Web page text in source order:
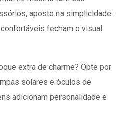
aposte na simplicidade:
fecham o visual
extra de charme? Opte por
solares e óculos de
adicionam personalidade e